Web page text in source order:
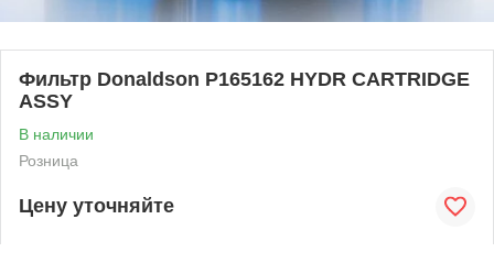
Фильтр Donaldson P165162 HYDR CARTRIDGE
ASSY
В наличии
Розница
Цену уточняйте